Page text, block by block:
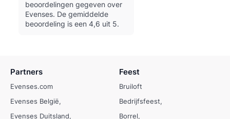
beoordelingen gegeven over
Evenses. De gemiddelde
beoordeling is een 4,6 uit 5.
Partners
Evenses.com
Evenses België
Evenses Duitsland
Feest
Bruiloft
Bedrijfsfeest
Borrel